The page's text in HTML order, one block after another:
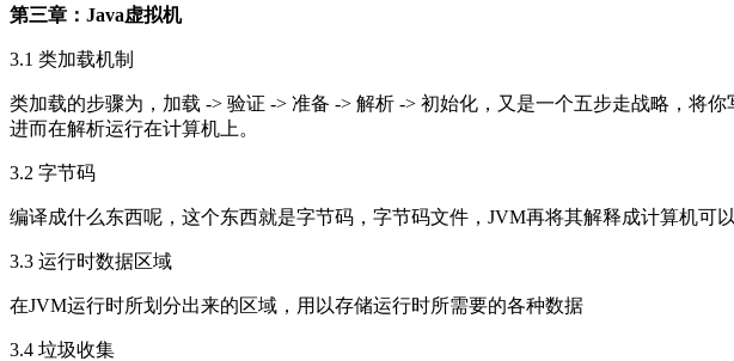
第三章：Java虚拟机
3.1 类加载机制
类加载的步骤为，加载 -> 验证 -> 准备 -> 解析 -> 初始化，又是一个五步走战略，将
进而在解析运行在计算机上。
3.2 字节码
编译成什么东西呢，这个东西就是字节码，字节码文件，JVM再将其解释成计算机可以
3.3 运行时数据区域
在JVM运行时所划分出来的区域，用以存储运行时所需要的各种数据
3.4 垃圾收集